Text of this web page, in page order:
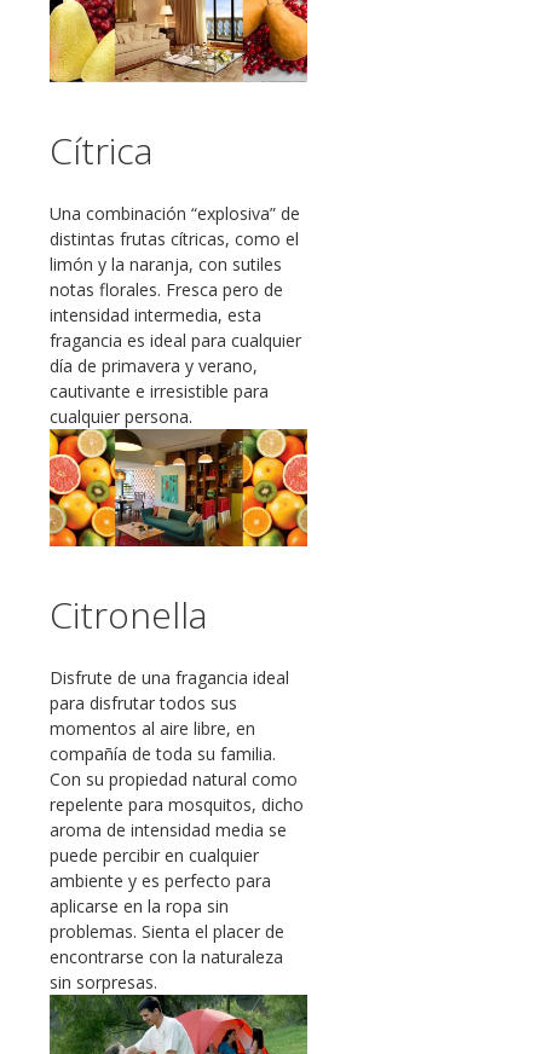
Cítrica
Una combinación “explosiva” de
distintas frutas cítricas, como el
limón y la naranja, con sutiles
notas florales. Fresca pero de
intensidad intermedia, esta
fragancia es ideal para cualquier
día de primavera y verano,
cautivante e irresistible para
cualquier persona.
Citronella
Disfrute de una fragancia ideal
para disfrutar todos sus
momentos al aire libre, en
compañía de toda su familia.
Con su propiedad natural como
repelente para mosquitos, dicho
aroma de intensidad media se
puede percibir en cualquier
ambiente y es perfecto para
aplicarse en la ropa sin
problemas. Sienta el placer de
encontrarse con la naturaleza
sin sorpresas.